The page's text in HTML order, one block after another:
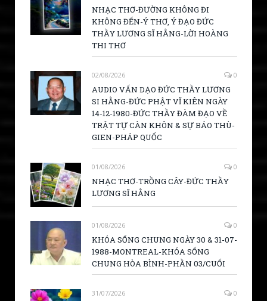
NHẠC THƠ-ĐƯỜNG KHÔNG ĐI
KHÔNG ĐẾN-Ý THƠ, Ý ĐẠO ĐỨC
THẦY LƯƠNG SĨ HẰNG-LỜI HOÀNG
THI THƠ
02/08/2026 0
AUDIO VẤN DẠO ĐỨC THẦY LƯƠNG
SI HẰNG-ĐỨC PHẬT VĨ KIÊN NGÀY
14-12-1980-ĐỨC THẦY ĐÀM ĐẠO VỀ
TRẬT TỰ CÀN KHÔN & SỰ BÁO THÙ-
GIEN-PHÁP QUỐC
01/08/2026 0
NHẠC THƠ-TRỒNG CÂY-ĐỨC THẦY
LƯƠNG SĨ HẰNG
01/08/2026 0
KHÓA SỐNG CHUNG NGÀY 30 & 31-07-
1988-MONTREAL-KHÓA SỐNG
CHUNG HÒA BÌNH-PHẦN 03/CUỐI
31/07/2026 0